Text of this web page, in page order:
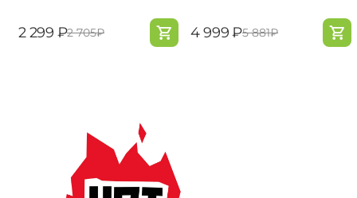
‍2 299‍ ₽‍2 705‍₽ ‍4 999‍₽‍5 881‍₽